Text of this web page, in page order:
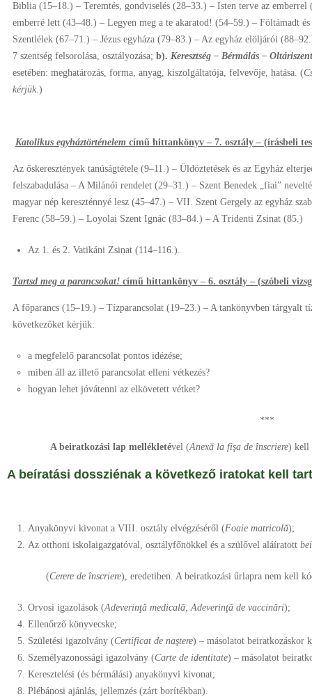
Biblia (15–18.) – Teremtés, gondviselés (28–33.) – Isten terve az
emberré lett (43–48.) – Legyen meg a te akaratod! (54–59.) – Föltámadt
Szentlélek (67–71.) – Jézus egyháza (79–83.) – Az egyház elöljárói
7 szentség felsorolása, osztályozása; b). Keresztség – Bérmálás –
esetében: meghatározás, forma, anyag, kiszolgáltatója, felvevője, hatása. (
kérjük.)
Katolikus egyháztörténelem címűhittankönyv – 7. osztály – (írásbeli
Az őskeresztények tanúságtétele (9–11.) – Üldöztetések és az Egyház
felszabadulása – A Milánói rendelet (29–31.) – Szent Benedek „fiai”
magyar nép kereszténnyé lesz (45–47.) – VII. Szent Gergely az egyház
Ferenc (58–59.) – Loyolai Szent Ignác (83–84.) – A Tridenti Zsinat (85.)
Az 1. és 2. Vatikáni Zsinat (114–116.).
Tartsd meg a parancsokat! címűhittankönyv – 6. osztály – (szóbeli
A főparancs (15–19.) – Tízparancsolat (19–23.) – A tankönyvben tárgyalt
következőket kérjük:
a megfelelő parancsolat pontos idézése;
miben áll az illető parancsolat elleni vétkezés?
hogyan lehet jóvátenni az elkövetett vétket?
***
A beiratkozási lap mellékletével (Anexă la fişa de înscriere) kell
A beíratási dossziénak a következő iratokat kell
Anyakönyvi kivonat a VIII. osztály elvégzéséről (Foaie matricolă);
Az otthoni iskolaigazgatóval, osztályfőnökkel és a szülővel aláíratott
(Cerere de înscriere), eredetiben. A beiratkozási űrlapra nem kell
Orvosi igazolások (Adeverinţă medicală, Adeverinţă de vaccinări);
Ellenőrző könyvecske;
Születési igazolvány (Certificat de naştere) – másolatot beiratkozáskor
Személyazonossági igazolvány (Carte de identitate) – másolatot
Keresztelési (és bérmálási) anyakönyvi kivonat;
Plébánosi ajánlás, jellemzés (zárt borítékban).